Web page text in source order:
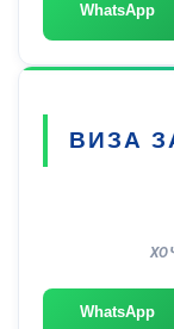
WhatsApp
ВИЗА
WhatsApp